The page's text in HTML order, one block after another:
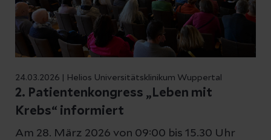
Hand.
24.03.2026 | Helios Universitätsklinikum Wuppertal
2. Patientenkongress „Leben mit
Krebs“ informiert
Am 28. März 2026 von 09:00 bis 15.30 Uhr